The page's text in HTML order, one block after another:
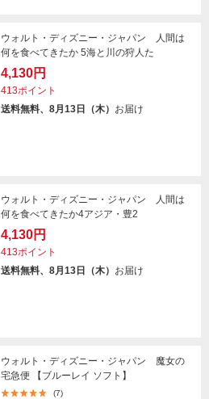
ウォルト・ディズニー・ジャパン 人間は
何を食べてきたか 5海と川の狩人た
4,130円
413ポイント
送料無料、8月13日（木） お届け
ウォルト・ディズニー・ジャパン 人間は
何を食べてきたか4アジア・豊2
4,130円
413ポイント
送料無料、8月13日（木） お届け
ウォルト・ディズニー・ジャパン 魔女の
宅急便 【ブルーレイ ソフト】
(7)